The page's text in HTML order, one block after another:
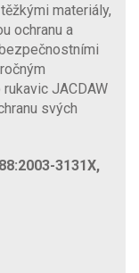
materiály,
ochranu a
JACDAW
svých
3131X,